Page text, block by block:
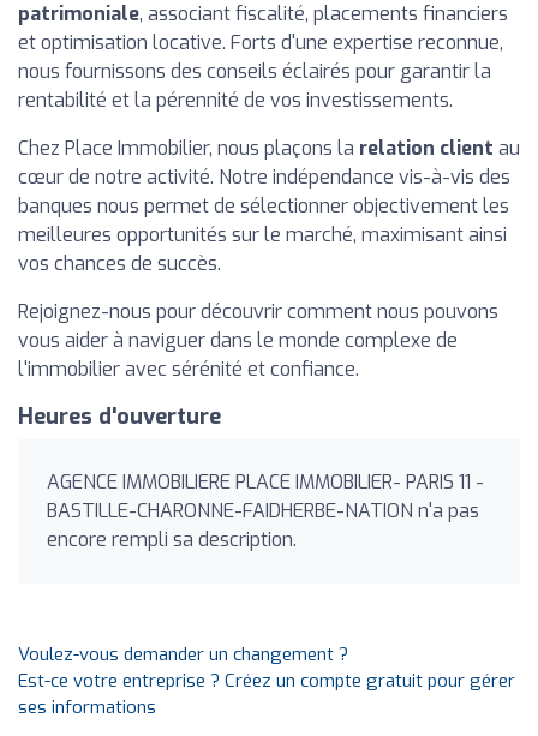
patrimoniale, associant fiscalité, placements financiers
et optimisation locative. Forts d'une expertise reconnue,
nous fournissons des conseils éclairés pour garantir la
rentabilité et la pérennité de vos investissements.
Chez Place Immobilier, nous plaçons la relation client au
cœur de notre activité. Notre indépendance vis-à-vis des
banques nous permet de sélectionner objectivement les
meilleures opportunités sur le marché, maximisant ainsi
vos chances de succès.
Rejoignez-nous pour découvrir comment nous pouvons
vous aider à naviguer dans le monde complexe de
l'immobilier avec sérénité et confiance.
Heures d'ouverture
AGENCE IMMOBILIERE PLACE IMMOBILIER- PARIS 11 -
BASTILLE-CHARONNE-FAIDHERBE-NATION n'a pas
encore rempli sa description.
Voulez-vous demander un changement ?
Est-ce votre entreprise ? Créez un compte gratuit pour gérer
ses informations